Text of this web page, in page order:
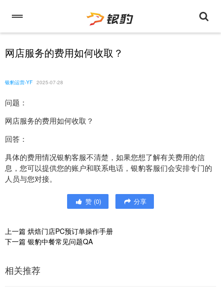
网店服务的费用如何收取？
银豹运营-YF 2025-07-28
问题：
网店服务的费用如何收取？
回答：
具体的费用情况银豹客服不清楚，如果您想了解有关费用的信
息，您可以提供您的账户和联系电话，银豹客服们会安排专门的
人员与您对接。
赞 (0) 分享
上一篇 烘焙门店PC预订单操作手册
下一篇 银豹中餐常见问题QA
相关推荐